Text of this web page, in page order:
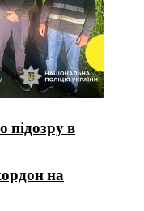
підозру в
на